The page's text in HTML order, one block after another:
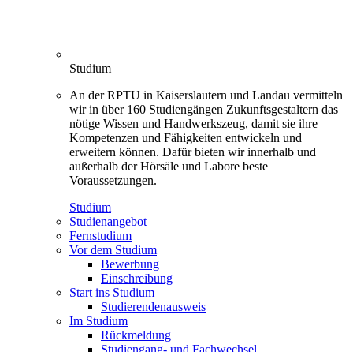
Studium
An der RPTU in Kaiserslautern und Landau vermitteln
wir in über 160 Studiengängen Zukunftsgestaltern das
nötige Wissen und Handwerkszeug, damit sie ihre
Kompetenzen und Fähigkeiten entwickeln und
erweitern können. Dafür bieten wir innerhalb und
außerhalb der Hörsäle und Labore beste
Voraussetzungen.
Studium
Studienangebot
Fernstudium
Vor dem Studium
Bewerbung
Einschreibung
Start ins Studium
Studierendenausweis
Im Studium
Rückmeldung